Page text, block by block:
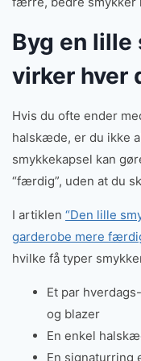
Byg en lille
virker hver
Hvis du ofte ender
halskæde, er du ikke
smykkekapsel kan
“færdig”, uden at du
I artiklen “Den lille
garderobe mere
hvilke få typer
Et par
og blazer
En enkel
En signaturring